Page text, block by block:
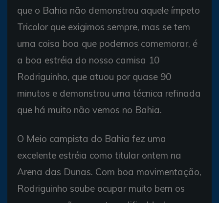
que o Bahia não demonstrou aquele ímpeto
Tricolor que exigimos sempre, mas se tem
uma coisa boa que podemos comemorar, é
a boa estréia do nosso camisa 10
Rodriguinho, que atuou por quase 90
minutos e demonstrou uma técnica refinada
que há muito não vemos no Bahia.
O Meio campista do Bahia fez uma
excelente estréia como titular ontem na
Arena das Dunas. Com boa movimentação,
Rodriguinho soube ocupar muito bem os